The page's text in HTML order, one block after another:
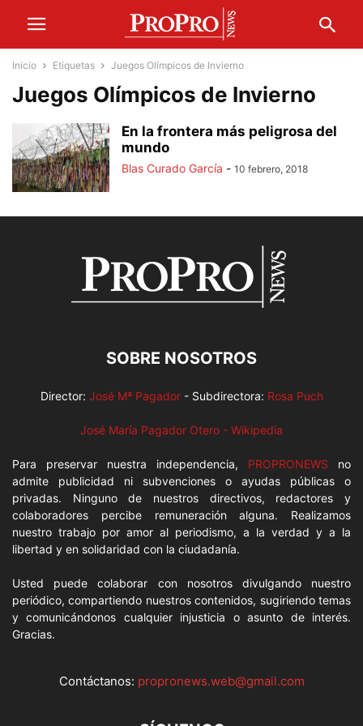
Inicio Etiquetas Juegos Olímpicos de Invierno
Juegos Olímpicos de Invierno
En la frontera más peligrosa del
mundo
Blas Curado García - 10 febrero, 2018
SOBRE NOSOTROS
Director: José Mª Pagador- Subdirectora: Rosa Puch
José María Pagador Otero - Wikipedia
Para preservar nuestra independencia, PROPRONEWS no
admite publicidad ni subvenciones o ayudas públicas o
privadas. Ninguno de nuestros directivos, redactores y
colaboradores percibe remuneración alguna. Realizamos
nuestro trabajo por amor al periodismo, a la verdad y a la
libertad y en solidaridad con la ciudadanía.
Usted puede colaborar con nosotros divulgando nuestro
periódico, compartiendo nuestros contenidos, sugiriendo temas
y comunicándonos cualquier injusticia o asunto de interés.
Gracias.
Contáctanos: propronews.web@gmail.com